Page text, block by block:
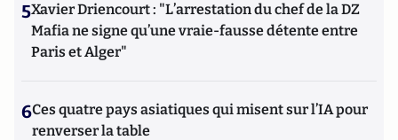
5Xavier Driencourt : "L’arrestation du chef de la DZ
Mafia ne signe qu’une vraie-fausse détente entre
Paris et Alger"
6Ces quatre pays asiatiques qui misent sur l’IA pour
renverser la table